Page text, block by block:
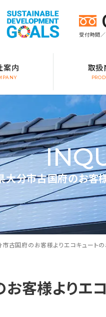
受付時間
案内 取扱
大分市古国府のお客
古国府のお客様よりエコキュート
客様よりエ